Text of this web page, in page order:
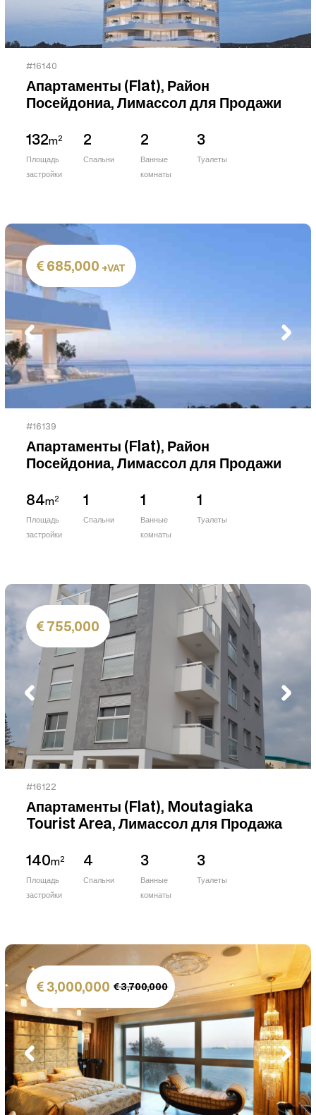
#16140
Апартаменты (Flat), Район
Посейдониа, Лимассол для Продажи
132m2
Площадь
застройки
2
Спальни
2
Ванные
комнаты
3
Туалеты
685,000 +VAT
#16139
Апартаменты (Flat), Район
Посейдониа, Лимассол для Продажи
84m2
Площадь
застройки
1
Спальни
1
Ванные
комнаты
1
Туалеты
755,000
#16122
Апартаменты (Flat), Moutagiaka
Tourist Area, Лимассол для Продажа
140m2
Площадь
застройки
4
Спальни
3
Ванные
комнаты
3
Туалеты
3,000,000 3,700,000